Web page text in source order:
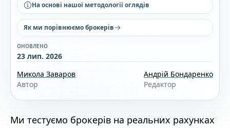
На основі нашої методології оглядів
Як ми порівнюємо брокерів
ОНОВЛЕНО
23 лип. 2026
Микола Заваров
Автор
Андрій Бондаренко
Редактор
Ми тестуємо брокерів на реальних рахунках